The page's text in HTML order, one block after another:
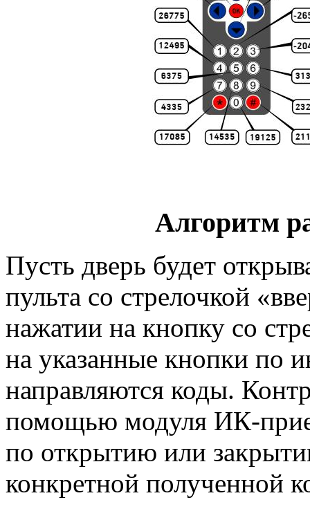
Алгоритм
Пусть дверь будет
пульта со стрелочкой
нажатии на кнопку со
на указанные кнопки по
направляются коды.
помощью модуля ИК-
по открытию или
конкретной полученной